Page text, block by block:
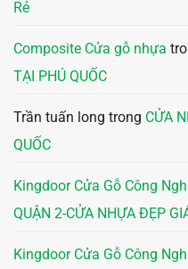
Rẻ
Composite Cửa gỗ nhựa
TẠI PHÚ QUỐC
Trần tuấn long trong CỬA
QUỐC
Kingdoor Cửa Gỗ Công
QUẬN 2-CỬA NHỰA ĐẸP
Kingdoor Cửa Gỗ Công